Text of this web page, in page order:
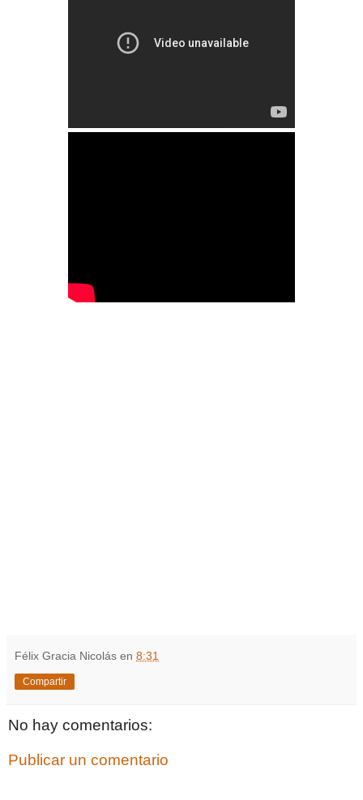
Félix Gracia Nicolás en 8:31
Compartir
No hay comentarios:
Publicar un comentario